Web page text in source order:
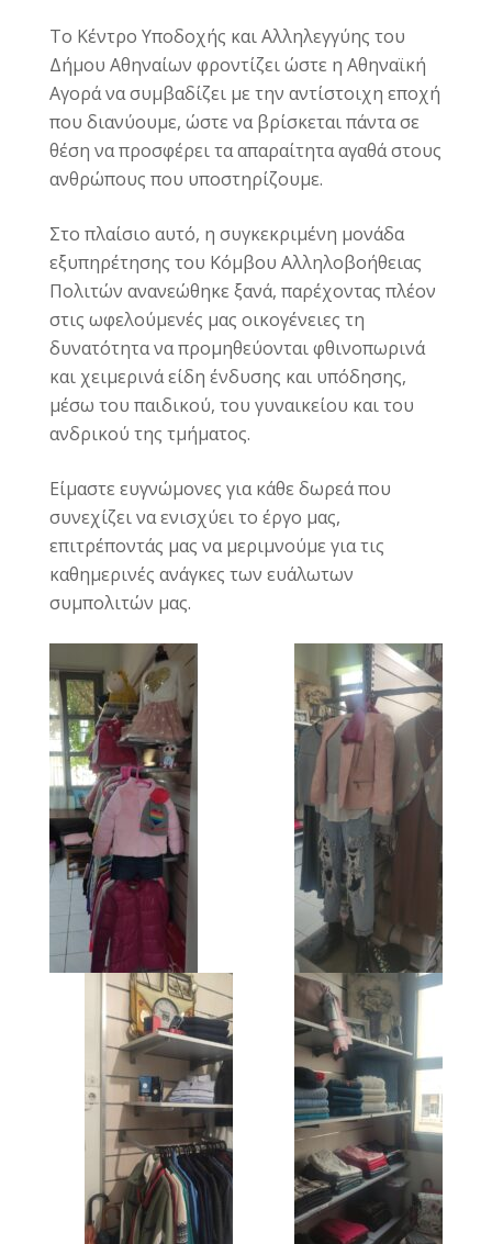
Το Κέντρο Υποδοχής και Αλληλεγγύης του
Δήμου Αθηναίων φροντίζει ώστε η Αθηναϊκή
Αγορά να συμβαδίζει με την αντίστοιχη εποχή
που διανύουμε, ώστε να βρίσκεται πάντα σε
θέση να προσφέρει τα απαραίτητα αγαθά στους
ανθρώπους που υποστηρίζουμε.
Στο πλαίσιο αυτό, η συγκεκριμένη μονάδα
εξυπηρέτησης του Κόμβου Αλληλοβοήθειας
Πολιτών ανανεώθηκε ξανά, παρέχοντας πλέον
στις ωφελούμενές μας οικογένειες τη
δυνατότητα να προμηθεύονται φθινοπωρινά
και χειμερινά είδη ένδυσης και υπόδησης,
μέσω του παιδικού, του γυναικείου και του
ανδρικού της τμήματος.
Είμαστε ευγνώμονες για κάθε δωρεά που
συνεχίζει να ενισχύει το έργο μας,
επιτρέποντάς μας να μεριμνούμε για τις
καθημερινές ανάγκες των ευάλωτων
συμπολιτών μας.